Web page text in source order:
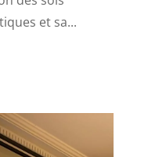
et sa...